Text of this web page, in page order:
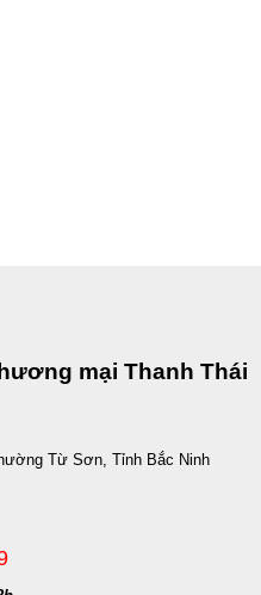
mại Thanh Thái
Từ Sơn, Tỉnh Bắc Ninh